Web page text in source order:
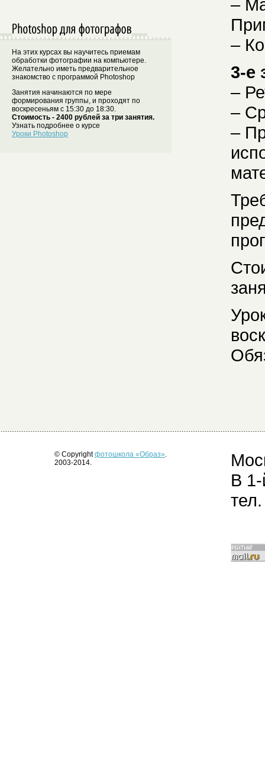
На этих курсах вы научитесь приемам
обработки фотографии на компьютере.
Желательно иметь предварительное
знакомство с программой Photoshop
Занятия начинаются по мере
формирования группы, и проходят по
воскресеньям с 15:30 до 18:30.
Стоимость - 2400 рублей за три занятия.
Узнать подробнее о курсе
Уроки Photoshop
–
–
3-е
–
–
–
© Copyrightфотошкола «Образ».
2003-2014.
В